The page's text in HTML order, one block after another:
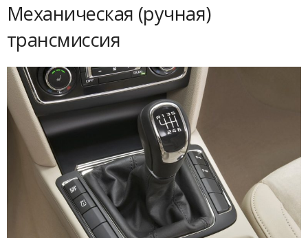
Механическая (ручная)
трансмиссия